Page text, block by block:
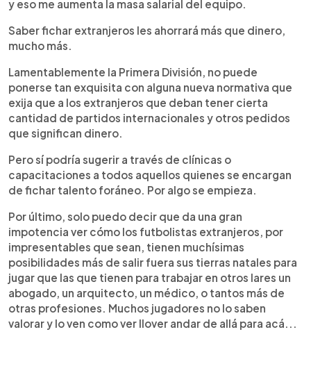
y eso me aumenta la masa salarial del equipo.
Saber fichar extranjeros les ahorrará más que dinero,
mucho más.
Lamentablemente la Primera División, no puede
ponerse tan exquisita con alguna nueva normativa que
exija que a los extranjeros que deban tener cierta
cantidad de partidos internacionales y otros pedidos
que significan dinero.
Pero sí podría sugerir a través de clínicas o
capacitaciones a todos aquellos quienes se encargan
de fichar talento foráneo. Por algo se empieza.
Por último, solo puedo decir que da una gran
impotencia ver cómo los futbolistas extranjeros, por
impresentables que sean, tienen muchísimas
posibilidades más de salir fuera sus tierras natales para
jugar que las que tienen para trabajar en otros lares un
abogado, un arquitecto, un médico, o tantos más de
otras profesiones. Muchos jugadores no lo saben
valorar y lo ven como ver llover andar de allá para acá...